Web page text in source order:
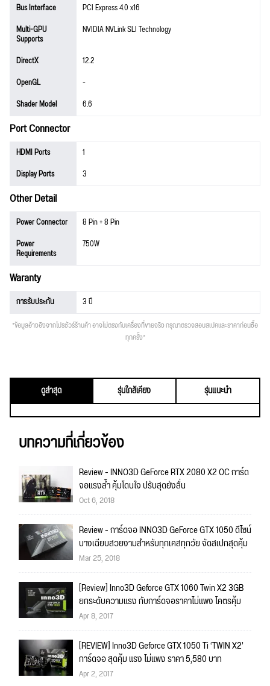
Bus Interface
PCI Express 4.0 x16
Multi-GPU
Supports
NVIDIA NVLink SLI Technology
DirectX
12.2
OpenGL
-
Shader Model
6.6
Port Connector
HDMI Ports
1
Display Ports
3
Other Detail
Power Connector
8 Pin + 8 Pin
Power
Requirements
750W
Waranty
การรับประกัน 3 ปี
*ข้อมูลอ้างอิงจากโปรชัวร์ร้านค้า อาจไม่ตรงกับเครื่องที่ขายจริง กรุณาตรวจสอบสเปคและราคาก่อนซื้อ
ทุกครั้ง*
ดูล่าสุด รุ่นใกล้เคียง รุ่นแนะนำ
บทความที่เกี่ยวข้อง
Review - INNO3D GeForce RTX 2080 X2 OC การ์ด
จอแรงล้ำ คุ้มโดนใจ ปรับสุดยังลื่น
Oct 6, 2018
Review - การ์ดจอ INNO3D GeForce GTX 1050 ดีไซน์
บางเฉียบสวยงามสำหรับทุกเคสทุกวัย จัดสเปกสุดคุ้ม
Mar 25, 2018
[Review] Inno3D Geforce GTX 1060 Twin X2 3GB
ยกระดับความแรง กับการ์ดจอราคาไม่แพง โคตรคุ้ม
Apr 8, 2017
[REVIEW] Inno3D Geforce GTX 1050 Ti ‘TWIN X2’
การ์ดจอ สุดคุ้ม แรง ไม่แพง ราคา 5,580 บาท
Apr 2, 2017